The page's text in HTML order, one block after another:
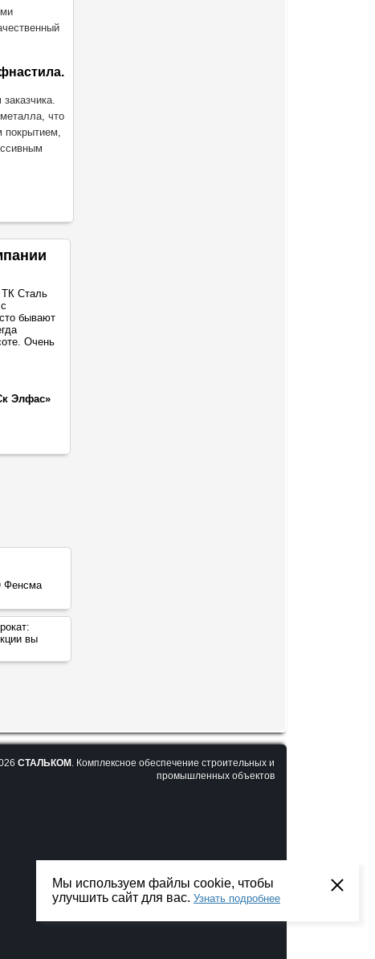
что
покрытием,
Сталь
бывают
Очень
Элфас»
вы
СТАЛЬКОМ . Комплексное обеспечение строительных и
промышленных объектов
Мы используем файлы cookie, чтобы
улучшить сайт для вас. Узнать подробнее